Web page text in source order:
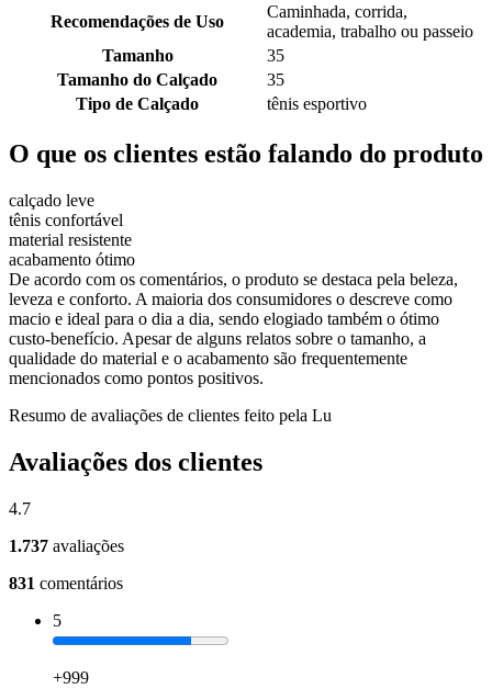
Recomendações de Uso
Caminhada, corrida,
academia, trabalho ou passeio
Tamanho
35
Tamanho do Calçado
35
Tipo de Calçado
tênis esportivo
O que os clientes estão falando do produto
calçado leve
tênis confortável
material resistente
acabamento ótimo
De acordo com os comentários, o produto se destaca pela beleza,
leveza e conforto. A maioria dos consumidores o descreve como
macio e ideal para o dia a dia, sendo elogiado também o ótimo
custo-benefício. Apesar de alguns relatos sobre o tamanho, a
qualidade do material e o acabamento são frequentemente
mencionados como pontos positivos.
Resumo de avaliações de clientes feito pela Lu
Avaliações dos clientes
4.7
1.737 avaliações
831 comentários
5
+999